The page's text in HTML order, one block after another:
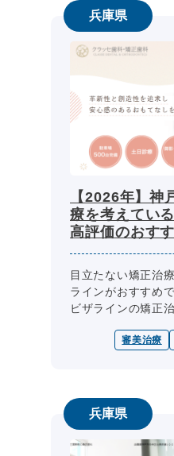
兵庫県
【2026年】神
療を考えてい
高評価のおす
目立たない矯正治
ラインがおすすめ
ビザラインの矯正
「経験豊富な歯科
審美治療
兵庫県